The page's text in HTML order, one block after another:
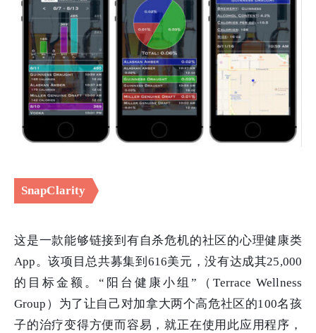
SnapClarity
这是一款能够链接到有自杀危机的社区的心理健康类
App。该项目总共募集到616美元，没有达成其25,000
的目标金额。“阳台健康小组”（Terrace Wellness
Group）为了让自己对加拿大两个高危社区的100名孩
子的治疗变得方便而容易，就正在使用此应用程序，